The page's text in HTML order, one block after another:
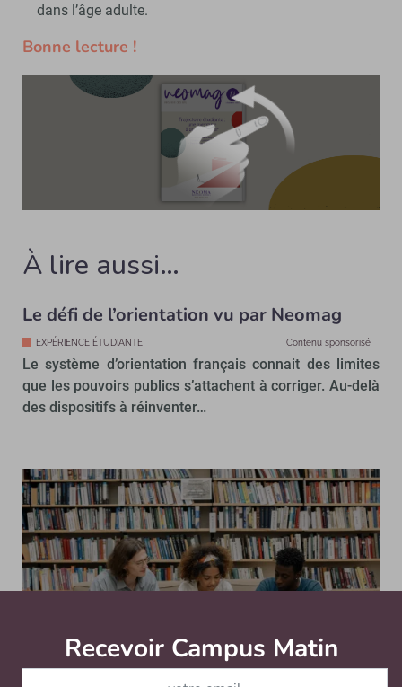
dans l’âge adulte.
Bonne lecture !
À lire aussi…
Le défi de l’orientation vu par Neomag
EXPÉRIENCE ÉTUDIANTE Contenu sponsorisé
Le système d’orientation français connait des limites
que les pouvoirs publics s’attachent à corriger. Au-delà
des dispositifs à réinventer…
Recevoir Campus Matin